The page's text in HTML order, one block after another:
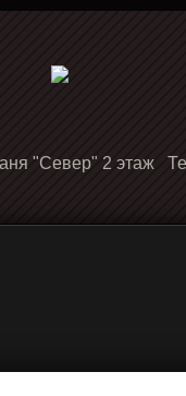
"Север" 2 этаж